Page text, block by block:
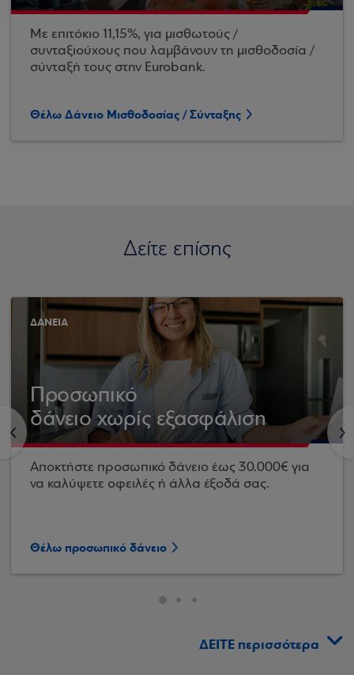
Με επιτόκιο 11,15%, για μισθωτούς /
συνταξιούχους που λαμβάνουν τη μισθοδοσία /
σύνταξή τους στην Eurobank.
Θέλω Δάνειο Μισθοδοσίας / Σύνταξης
Δείτε επίσης
<
ΔΑΝΕΙΑ
Προσωπικό
δάνειο χωρίς εξασφάλιση
Αποκτήστε προσωπικό δάνειο έως 30.000€ για
να καλύψετε οφειλές ή άλλα έξοδά σας.
Θέλω προσωπικό δάνειο
>
ΔΕΙΤΕ περισσότερα